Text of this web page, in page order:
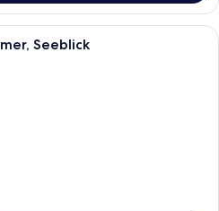
Ein Hotelzimmer mit einem großen
Seeblick